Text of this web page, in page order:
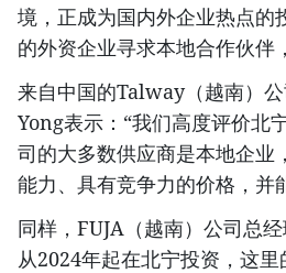
境，正成为国内外企业热点的
的外资企业寻求本地合作伙伴
来自中国的Talway（越南）
Yong表示：“我们高度评价北
司的大多数供应商是本地企业
能力、具有竞争力的价格，并
同样，FUJA（越南）公司总
从2024年起在北宁投资，这